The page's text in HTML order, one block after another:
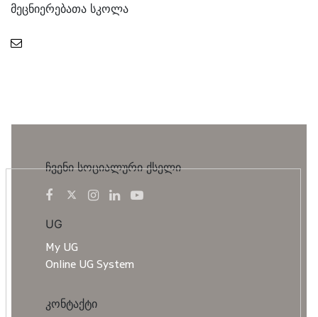
მეცნიერებათა სკოლა
ჩვენი სოციალური ქსელი
UG
My UG
Online UG System
კონტაქტი